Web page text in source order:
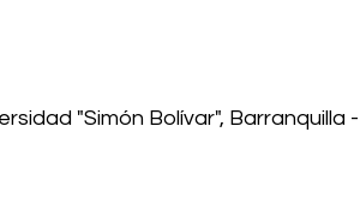
"Simón Bolívar", Barranquilla